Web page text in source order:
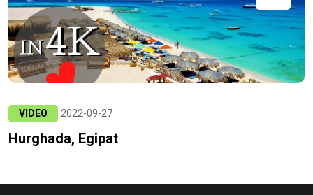
VIDEO 2022-09-27
Hurghada, Egipat